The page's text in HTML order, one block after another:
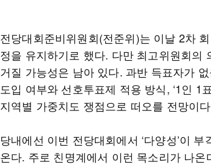
전당대회준비위원회(전준위)는 이날 2차
정을 유지하기로 했다. 다만 최고위원회의
거질 가능성은 남아 있다. 과반 득표자가
도입 여부와 선호투표제 적용 방식, ‘1인 1
지역별 가중치도 쟁점으로 떠오를 전망이
당내에선 이번 전당대회에서 ‘다양성’이
온다. 주로 친명계에서 이런 목소리가 나온